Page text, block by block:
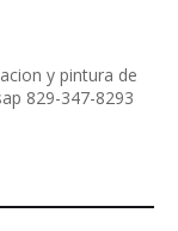
y pintura de
829-347-8293